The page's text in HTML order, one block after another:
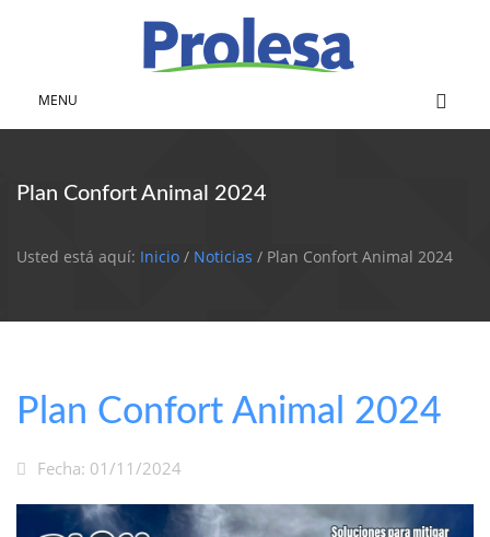
MENU
Plan Confort Animal 2024
Usted está aquí: Inicio / Noticias / Plan Confort Animal 2024
Plan Confort Animal 2024
Fecha: 01/11/2024